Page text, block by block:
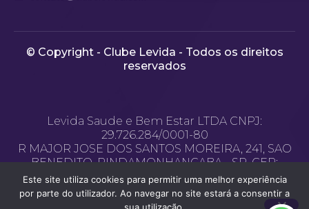
© Copyright - Clube Levida - Todos os direitos
reservados​
Levida Saude e Bem Estar LTDA CNPJ:
29.726.284/0001-80
R MAJOR JOSE DOS SANTOS MOREIRA, 241, SAO
BENEDITO, PINDAMONHANGABA - SP, CEP:
12.400-970
Email de contato: contato@clubelevida.com
Este site utiliza cookies para permitir uma melhor experiência
por parte do utilizador. Ao navegar no site estará a consentir a